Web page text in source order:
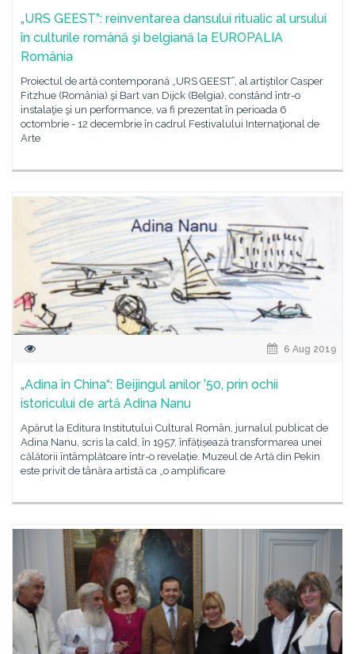
„URS GEEST”: reinventarea dansului ritualic al ursului
în culturile română şi belgiană la EUROPALIA
România
Proiectul de artă contemporană „URS GEEST”, al artiştilor Casper
Fitzhue (România) şi Bart van Dijck (Belgia), constând într-o
instalaţie şi un performance, va fi prezentat în perioada 6
octombrie - 12 decembrie în cadrul Festivalului Internaţional de
Arte
6 Aug 2019
„Adina în China“: Beijingul anilor ’50, prin ochii
istoricului de artă Adina Nanu
Apărut la Editura Institutului Cultural Român, jurnalul publicat de
Adina Nanu, scris la cald, în 1957, înfățișează transformarea unei
călătorii întâmplătoare într-o revelație. Muzeul de Artă din Pekin
este privit de tânăra artistă ca „o amplificare